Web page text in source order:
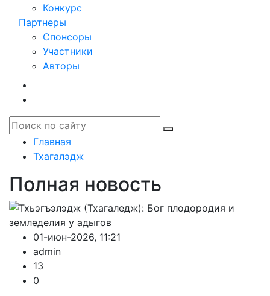
Конкурс
Партнеры
Спонсоры
Участники
Авторы
Главная
Тхагалэдж
Полная новость
01-июн-2026, 11:21
admin
13
0